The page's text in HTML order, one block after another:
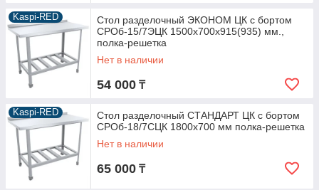
Kaspi-RED
Стол разделочный ЭКОНОМ ЦК с бортом
СРОб-15/7ЭЦК 1500х700х915(935) мм.,
полка-решетка
Нет в наличии
54 000 ₸
Kaspi-RED
Стол разделочный СТАНДАРТ ЦК с бортом
СРОб-18/7СЦК 1800х700 мм полка-решетка
Нет в наличии
65 000 ₸